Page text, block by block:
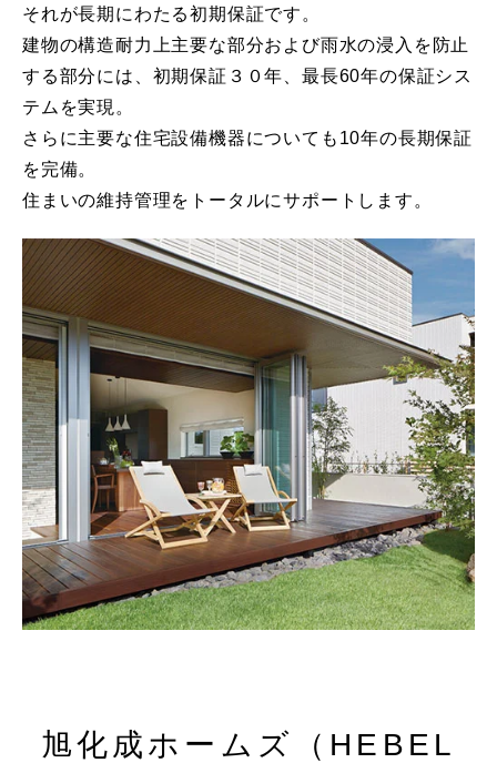
それが長期にわたる初期保証です。
建物の構造耐力上主要な部分および雨水の浸入を防止
する部分には、初期保証３０年、最長60年の保証シス
テムを実現。
さらに主要な住宅設備機器についても10年の長期保証
を完備。
住まいの維持管理をトータルにサポートします。
旭化成ホームズ（HEBEL